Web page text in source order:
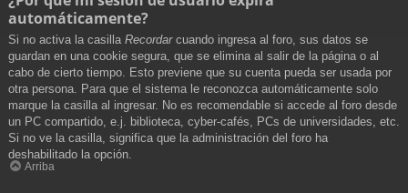
automáticamente?
Si no activa la casilla Recordarcuando ingresa al foro, sus datos se
guardan en una cookie segura, que se elimina al salir de la página o al
cabo de cierto tiempo. Esto previene que su cuenta pueda ser usada por
otra persona. Para que el sistema le reconozca automáticamente solo
marque la casilla al ingresar. No es recomendable si accede al foro desde
un PC compartido, e.j. biblioteca, cyber-cafés, PCs de universidades, etc.
Si no ve la casilla, significa que la administración del foro ha
deshabilitado la opción.
Arriba